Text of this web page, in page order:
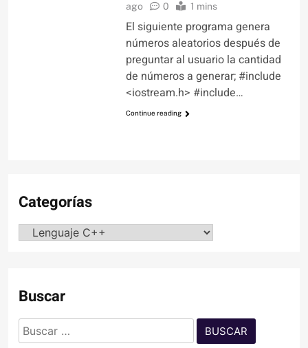
ago
0 1 mins
El siguiente programa genera
números aleatorios después de
preguntar al usuario la cantidad
de números a generar; #include
<iostream.h> #include…
Continue reading
Categorías
Categorías
Buscar
Buscar: